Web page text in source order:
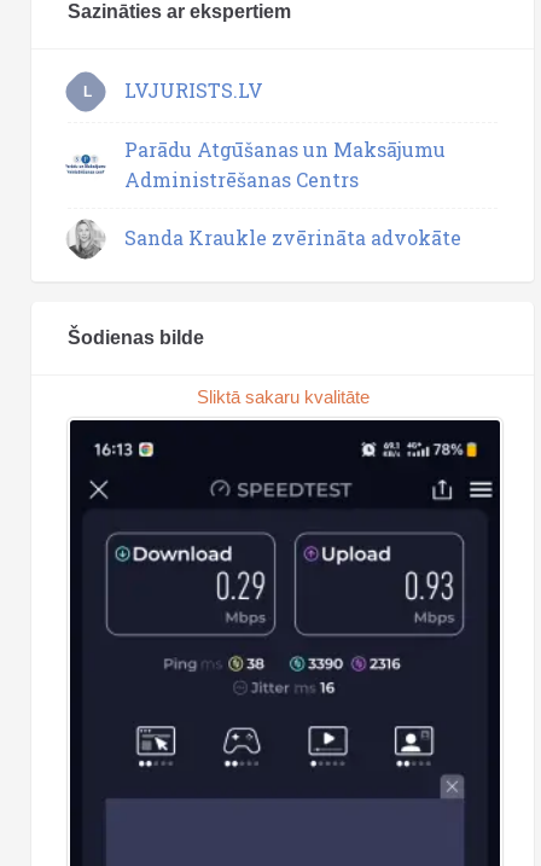
Sazināties ar ekspertiem
L LVJURISTS.LV
Parādu Atgūšanas un Maksājumu
Administrēšanas Centrs
Sanda Kraukle zvērināta advokāte
Šodienas bilde
Sliktā sakaru kvalitāte